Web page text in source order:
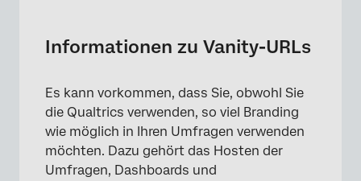
URL mit eigenem Zertifikat implementieren
Erneuern Ihres aktiven Domänenzertifikats
FAQs
Informationen zu Vanity-URLs
Es kann vorkommen, dass Sie, obwohl Sie
die Qualtrics verwenden, so viel Branding
wie möglich in Ihren Umfragen verwenden
möchten. Dazu gehört das Hosten der
Umfragen, Dashboards und